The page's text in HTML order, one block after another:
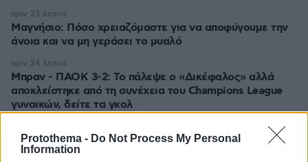
Protothema - Do Not Process My Personal
Information
Μαγνήσιο: Πόσο χρειαζόμαστε για να αποφύγουμε την
άνοια και να μη γεράσει το μυαλό
πριν 23 λεπτά
Μπραν - ΠΑΟΚ 3-2: Το πάλεψε ο «Δικέφαλος» αλλά
αποκλείστηκε από τη συνέχεια του Champions League
γυναικών, δείτε τα γκολ
πριν 24 λεπτά
Ξεκίνησε η προπώληση εισιτηρίων για τη μεγαλύτερη
έκθεση αυτοκινήτου της Ευρώπης που θα γίνει στην